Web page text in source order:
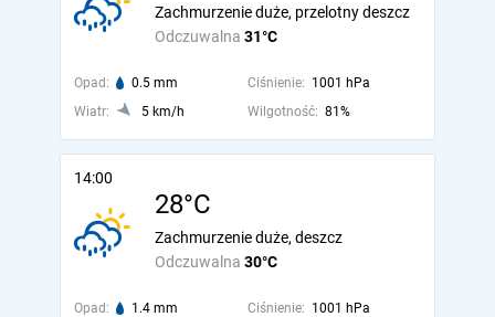
Odczuwalna 31°C
Zachmurzenie duże, przelotny deszcz
Opad: 0.5 mm Ciśnienie: 1001 hPa
Wiatr:
5 km/h Wilgotność: 81%
14:00
28°C
Odczuwalna 30°C
Zachmurzenie duże, deszcz
Opad: 1.4 mm Ciśnienie: 1001 hPa